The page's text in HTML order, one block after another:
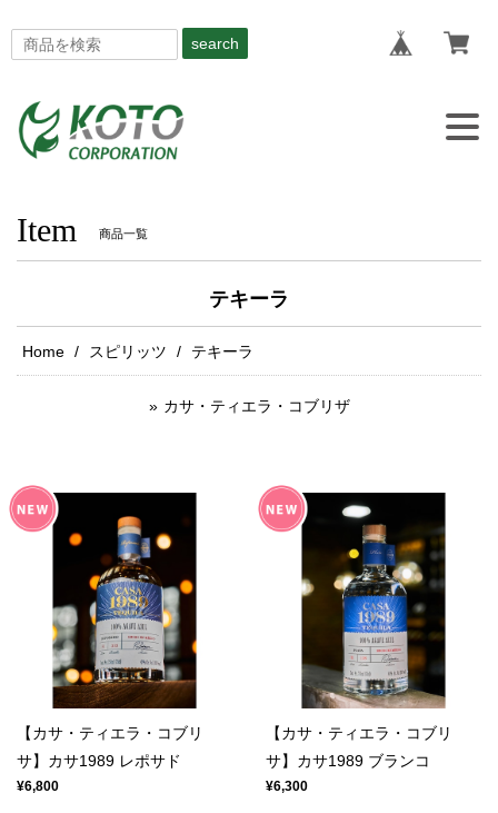
search
Item 商品一覧
テキーラ
Home スピリッツ テキーラ
カサ・ティエラ・コブリザ
【カサ・ティエラ・コブリ
サ】カサ1989 レポサド
¥6,800
【カサ・ティエラ・コブリ
サ】カサ1989 ブランコ
¥6,300